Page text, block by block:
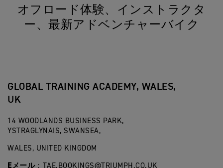
オフロード体験、インストラクタ
ー、最新アドベンチャーバイク
GLOBAL TRAINING ACADEMY, WALES,
UK
14 WOODLANDS BUSINESS PARK,
YSTRAGLYNAIS, SWANSEA,
WALES, UNITED KINGDOM
Eメール： TAE.BOOKINGS@TRIUMPH.CO.UK